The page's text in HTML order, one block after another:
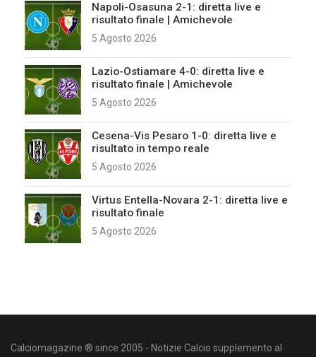
Napoli-Osasuna 2-1: diretta live e
risultato finale | Amichevole
5 Agosto 2026
Lazio-Ostiamare 4-0: diretta live e
risultato finale | Amichevole
5 Agosto 2026
Cesena-Vis Pesaro 1-0: diretta live e
risultato in tempo reale
5 Agosto 2026
Virtus Entella-Novara 2-1: diretta live e
risultato finale
5 Agosto 2026
Calciomagazine ® since 2005 - Notizie Calcio supplemento al